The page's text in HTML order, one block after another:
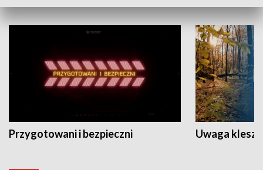
Przygotowani i bezpieczni Uwaga